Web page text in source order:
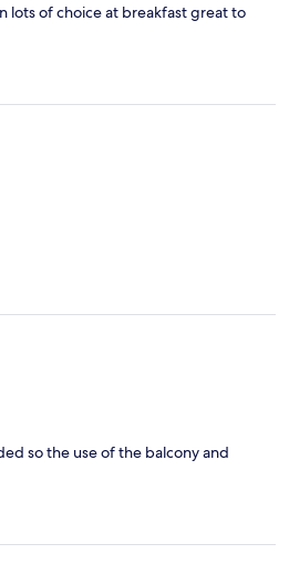
lots of choice at breakfast great to
so the use of the balcony and